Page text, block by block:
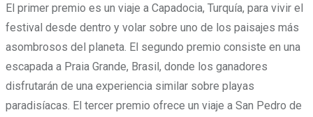
El primer premio es un viaje a Capadocia, Turquía, para vivir el
festival desde dentro y volar sobre uno de los paisajes más
asombrosos del planeta. El segundo premio consiste en una
escapada a Praia Grande, Brasil, donde los ganadores
disfrutarán de una experiencia similar sobre playas
paradisíacas. El tercer premio ofrece un viaje a San Pedro de